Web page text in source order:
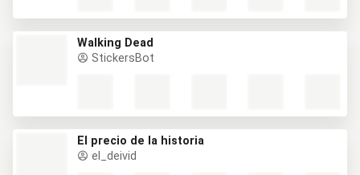
Walking Dead
StickersBot
El precio de la historia
el_deivid